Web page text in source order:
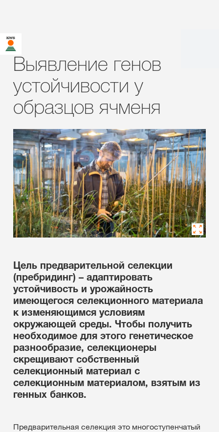
Выявление генов
устойчивости у
образцов ячменя
Цель предварительной селекции
(пребридинг) – адаптировать
устойчивость и урожайность
имеющегося селекционного материала
к изменяющимся условиям
окружающей среды. Чтобы получить
необходимое для этого генетическое
разнообразие, селекционеры
скрещивают собственный
селекционный материал с
селекционным материалом, взятым из
генных банков.
Предварительная селекция это многоступенчатый